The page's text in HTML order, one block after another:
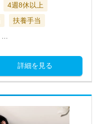
4週8休以上
扶養手当
…
詳細を見る